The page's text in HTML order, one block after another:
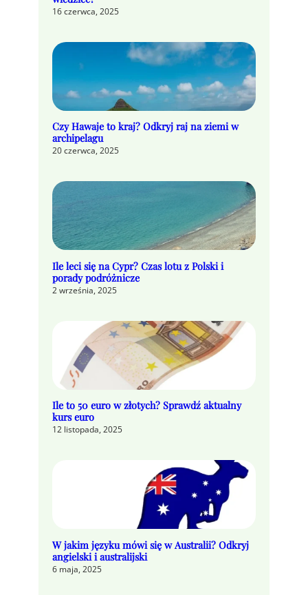
16 czerwca, 2025
Czy Hawaje to kraj? Odkryj raj na ziemi w
archipelagu
20 czerwca, 2025
Ile leci się na Cypr? Czas lotu z Polski i
porady podróżnicze
2 września, 2025
Ile to 50 euro w złotych? Sprawdź aktualny
kurs euro
12 listopada, 2025
W jakim języku mówi się w Australii? Odkryj
angielski i australijski
6 maja, 2025